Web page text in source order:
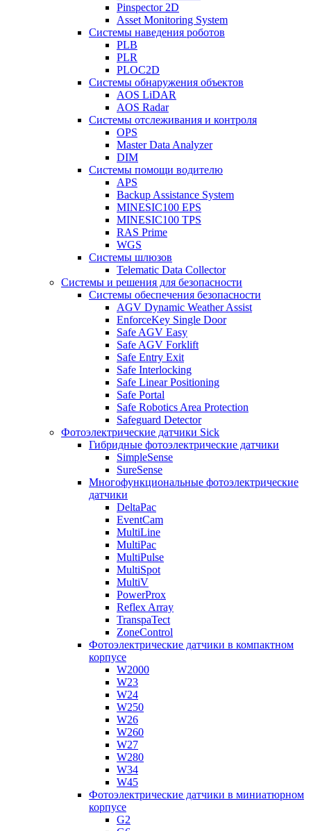
Pinspector 2D
Asset Monitoring System
Системы наведения роботов
PLB
PLR
PLOC2D
Системы обнаружения объектов
AOS LiDAR
AOS Radar
Системы отслеживания и контроля
OPS
Master Data Analyzer
DIM
Системы помощи водителю
APS
Backup Assistance System
MINESIC100 EPS
MINESIC100 TPS
RAS Prime
WGS
Системы шлюзов
Telematic Data Collector
Системы и решения для безопасности
Системы обеспечения безопасности
AGV Dynamic Weather Assist
EnforceKey Single Door
Safe AGV Easy
Safe AGV Forklift
Safe Entry Exit
Safe Interlocking
Safe Linear Positioning
Safe Portal
Safe Robotics Area Protection
Safeguard Detector
Фотоэлектрические датчики Sick
Гибридные фотоэлектрические датчики
SimpleSense
SureSense
Многофункциональные фотоэлектрические
датчики
DeltaPac
EventCam
MultiLine
MultiPac
MultiPulse
MultiSpot
MultiV
PowerProx
Reflex Array
TranspaTect
ZoneControl
Фотоэлектрические датчики в компактном
корпусе
W2000
W23
W24
W250
W26
W260
W27
W280
W34
W45
Фотоэлектрические датчики в миниатюрном
корпусе
G2